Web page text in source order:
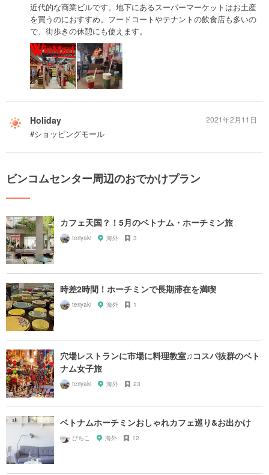
近代的な商業ビルです。地下にあるスーパーマーケットはお土産
を買うのにおすすめ。フードコートやテナントの飲食店も多いの
で、街歩きの休憩にも使えます。
Holiday
#ショッピングモール
2021年2月11日
ビンコムセンター周辺のおでかけプラン
カフェ天国？！5月のベトナム・ホーチミン旅
teriyaki 海外 3
時差2時間！ホーチミンで長期滞在を満喫
teriyaki 海外 1
穴場レストランに市場に料理教室♫コスパ抜群のベト
ナム女子旅
teriyaki 海外 23
ベトナムホーチミンおしゃれカフェ巡り&お出かけ
ぴちこ 海外 12